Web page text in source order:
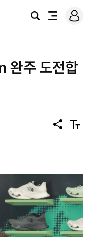
검
전
로
그
완주 도전합
공
유
텍
스